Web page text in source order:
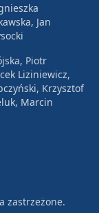
Jan
Piotr
Liziniewicz,
Krzysztof
Marcin
zastrzeżone.